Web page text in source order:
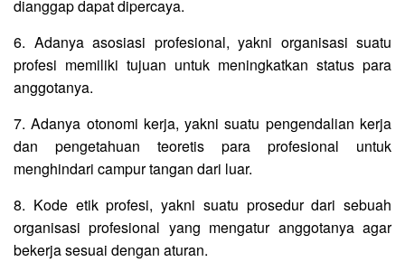
dianggap dapat dipercaya.
6. Adanya asosiasi profesional, yakni organisasi suatu
profesi memiliki tujuan untuk meningkatkan status para
anggotanya.
7. Adanya otonomi kerja, yakni suatu pengendalian kerja
dan pengetahuan teoretis para profesional untuk
menghindari campur tangan dari luar.
8. Kode etik profesi, yakni suatu prosedur dari sebuah
organisasi profesional yang mengatur anggotanya agar
bekerja sesuai dengan aturan.